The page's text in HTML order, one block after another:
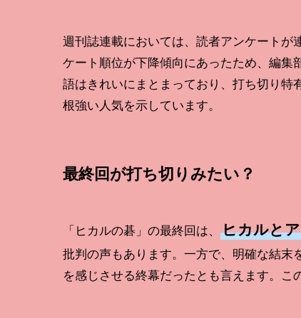
週刊誌連載においては、読者アンケート
ケート順位が下降傾向にあったため、編
語はきれいにまとまっており、打ち切り
根強い人気を示しています。
最終回が打ち切りみたい？
「ヒカルの碁」の最終回は、 ヒカルと
批判の声もあります。一方で、明確な結
を感じさせる終幕だったとも言えます。こ